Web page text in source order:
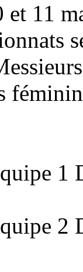
et 11
1
2